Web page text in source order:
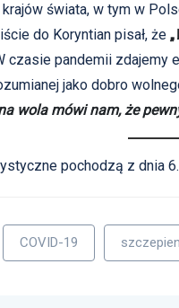
świata, w tym w
do Koryntian pisał, że „
czasie pandemii zdajemy
jako dobro
wola mówi nam, że
pochodzą z dnia
COVID-19